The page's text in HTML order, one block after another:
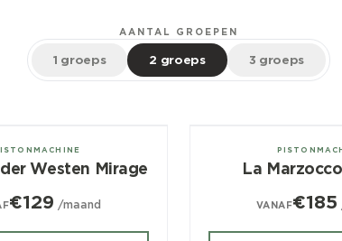
AANTAL GROEPEN
1 groeps 2 groeps 3 groeps
der Westen Mirage
€129 /maand
1, 2, 3 groeps
La
VANAF€185